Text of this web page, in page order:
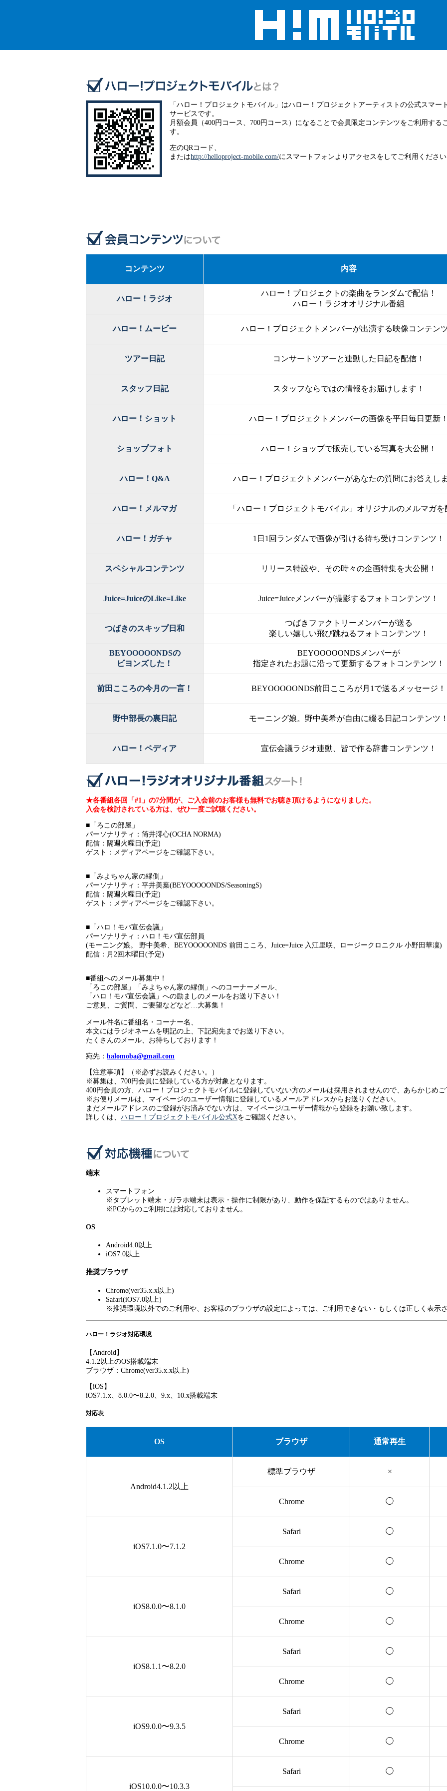
「ハロー！プロジェクトモバイル」はハロー！プロジェクトアーティストの公式スマー
サービスです。
月額会員（400円コース、700円コース）になることで会員限定コンテンツをご利用する
す。
左のQRコード、
またはhttp://helloproject-mobile.com/にスマートフォンよりアクセスをしてご利用ください
コンテンツ 内容
ハロー！ラジオ
ハロー！プロジェクトの楽曲をランダムで配信！
ハロー！ラジオオリジナル番組
ハロー！ムービー ハロー！プロジェクトメンバーが出演する映像コンテンツ
ツアー日記 コンサートツアーと連動した日記を配信！
スタッフ日記 スタッフならではの情報をお届けします！
ハロー！ショット ハロー！プロジェクトメンバーの画像を平日毎日更新！
ショップフォト ハロー！ショップで販売している写真を大公開！
ハロー！Q&A ハロー！プロジェクトメンバーがあなたの質問にお答えしま
ハロー！メルマガ 「ハロー！プロジェクトモバイル」オリジナルのメルマガを
ハロー！ガチャ 1日1回ランダムで画像が引ける待ち受けコンテンツ！
スペシャルコンテンツ リリース特設や、その時々の企画特集を大公開！
Juice=JuiceのLike=Like Juice=Juiceメンバーが撮影するフォトコンテンツ！
つばきのスキップ日和
つばきファクトリーメンバーが送る
楽しい嬉しい飛び跳ねるフォトコンテンツ！
BEYOOOOONDSの
ビヨンズした！
BEYOOOOONDSメンバーが
指定されたお題に沿って更新するフォトコンテンツ！
前田こころの今月の一言！ BEYOOOOONDS前田こころが月1で送るメッセージ！
野中部長の裏日記 モーニング娘。野中美希が自由に綴る日記コンテンツ！
ハロー！ペディア 宣伝会議ラジオ連動、皆で作る辞書コンテンツ！
★各番組各回「#1」の7分間が、ご入会前のお客様も無料でお聴き頂けるようになりました。
入会を検討されている方は、ぜひ一度ご試聴ください。
■「ろこの部屋」
パーソナリティ：筒井澪心(OCHA NORMA)
配信：隔週火曜日(予定)
ゲスト：メディアページをご確認下さい。
■「みよちゃん家の縁側」
パーソナリティ：平井美葉(BEYOOOOONDS/SeasoningS)
配信：隔週火曜日(予定)
ゲスト：メディアページをご確認下さい。
■「ハロ！モバ宣伝会議」
パーソナリティ：ハロ！モバ宣伝部員
(モーニング娘。 野中美希、BEYOOOOONDS 前田こころ、Juice=Juice 入江里咲、ロージークロニクル 小野田華凜)
配信：月2回木曜日(予定)
■番組へのメール募集中！
「ろこの部屋」「みよちゃん家の縁側」へのコーナーメール、
「ハロ！モバ宣伝会議」への励ましのメールをお送り下さい！
ご意見、ご質問、ご要望などなど…大募集！
メール件名に番組名・コーナー名、
本文にはラジオネームを明記の上、下記宛先までお送り下さい。
たくさんのメール、お待ちしております！
宛先： halomoba@gmail.com
【注意事項】（※必ずお読みください。）
※募集は、700円会員に登録している方が対象となります。
400円会員の方、ハロー！プロジェクトモバイルに登録していない方のメールは採用されませんので、あらかじめご
※お便りメールは、マイページのユーザー情報に登録しているメールアドレスからお送りください。
まだメールアドレスのご登録がお済みでない方は、マイページ/ユーザー情報から登録をお願い致します。
詳しくは、 ハロー！プロジェクトモバイル公式Xをご確認ください。
端末
スマートフォン
※タブレット端末・ガラホ端末は表示・操作に制限があり、動作を保証するものではありません。
※PCからのご利用には対応しておりません。
OS
Android4.0以上
iOS7.0以上
推奨ブラウザ
Chrome(ver35.x.x以上)
Safari(iOS7.0以上)
※推奨環境以外でのご利用や、お客様のブラウザの設定によっては、ご利用できない・もしくは正しく表示
ハロー！ラジオ対応環境
【Android】
4.1.2以上のOS搭載端末
ブラウザ：Chrome(ver35.x.x以上)
【iOS】
iOS7.1.x、8.0.0〜8.2.0、9.x、10.x搭載端末
対応表
OS ブラウザ 通常再生
Android4.1.2以上
標準ブラウザ ×
Chrome ◯
iOS7.1.0〜7.1.2
Safari ◯
Chrome ◯
iOS8.0.0〜8.1.0
Safari ◯
Chrome ◯
iOS8.1.1〜8.2.0
Safari ◯
Chrome ◯
iOS9.0.0〜9.3.5
Safari ◯
Chrome ◯
iOS10.0.0〜10.3.3
Safari ◯